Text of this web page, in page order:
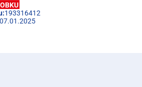
193316412
07.01.2025